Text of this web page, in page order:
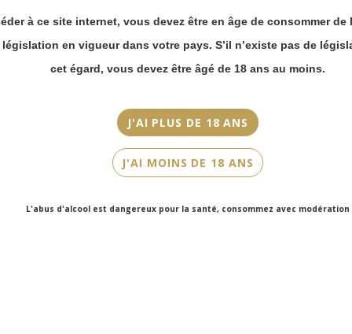
à ce site internet, vous devez être en âge de consommer de
législation en vigueur dans votre pays. S’il n’existe pas de
cet égard, vous devez être âgé de 18 ans au moins.
J'AI PLUS DE 18 ANS
J'AI MOINS DE 18 ANS
L'abus d'alcool est dangereux pour la santé, consommez avec modération
Couleur
Grenache noir, Syrah, Marsanne, Mourvèdre, Grenache blanc
150cl
Merci de bien
prendre en compte :
Les envois
partir du 31 août.
Les commandes
en click-and-
collect (cave
Faubourg Saint-
Victor Hugo)